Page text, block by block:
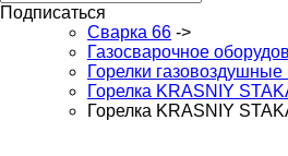
Подписаться
Сварка 66 ->
Газосварочное
Горелки
Горелка KRASNIY
Горелка KRASNIY